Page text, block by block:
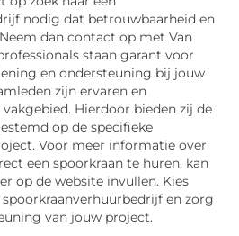
nodig dat betrouwbaarheid en
dan contact op met Van
staan garant voor
en ondersteuning bij jouw
zijn ervaren en
Hierdoor bieden zij de
op de specifieke
Voor meer informatie over
een spoorkraan te huren, kan
op de website invullen. Kies
en zorg
van jouw project.